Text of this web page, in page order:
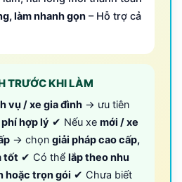
làm nhanh gọn – Hỗ trợ cả
TRƯỚC KHI LÀM
vụ / xe gia đình → ưu tiên
phí hợp lý ✔ Nếu xe mới / xe
→ chọn giải pháp cao cấp,
tốt ✔ Có thể lắp theo nhu
hoặc trọn gói ✔ Chưa biết